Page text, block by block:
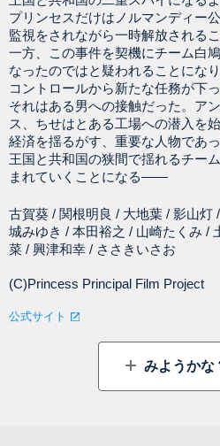
プリンセスだけはノルマンディー
監視をされながら一時解放されるこ
一方、この事件を契機にチーム白
なったのではと疑われることにな
コントロールから新たな任務が下っ
それはある男への接触だった。ア
ス、ちせはとある工場への潜入を
経済を揺るがす、重要な人物であっ
王国と共和国の狭間で揺れるチー
まれていくことになる――
古賀葵 / 関根明良 / 大地葉 / 影山灯
城みゆき / 本田裕之 / 山崎たくみ /
菜 / 興津和幸 / ささきいさお
(C)Princess Principal Film Project
公式サイト
みようかな